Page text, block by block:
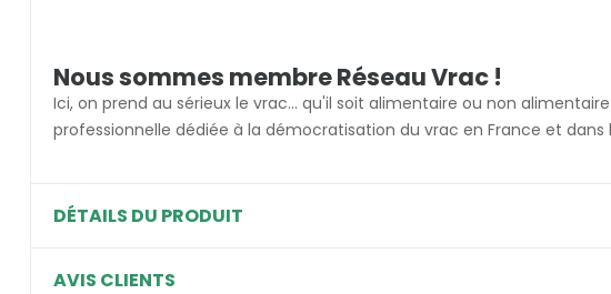
Nous sommes membre Réseau Vrac !
Ici, on prend au sérieux le vrac... qu'il soit alimentaire ou non
professionnelle dédiée à la démocratisation du vrac en France et dans
DÉTAILS DU PRODUIT
AVIS CLIENTS